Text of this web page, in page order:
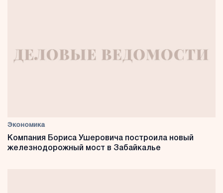
Экономика
Компания Бориса Ушеровича построила новый
железнодорожный мост в Забайкалье